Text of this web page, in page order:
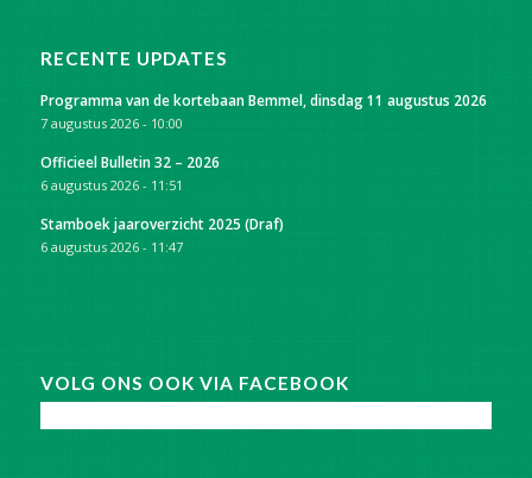
RECENTE UPDATES
Programma van de kortebaan Bemmel, dinsdag 11 augustus 2026
7 augustus 2026 - 10:00
Officieel Bulletin 32 – 2026
6 augustus 2026 - 11:51
Stamboek jaaroverzicht 2025 (Draf)
6 augustus 2026 - 11:47
VOLG ONS OOK VIA FACEBOOK